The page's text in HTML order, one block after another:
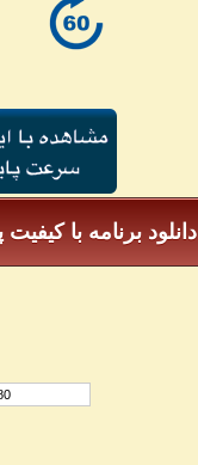
دانلود برنامه با کیفیت